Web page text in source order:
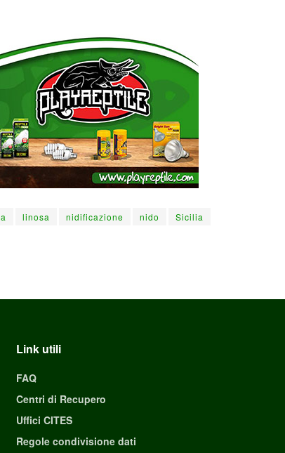
linosa nidificazione nido
Sicilia
Link utili
FAQ
Centri di Recupero
Uffici CITES
Regole condivisione dati